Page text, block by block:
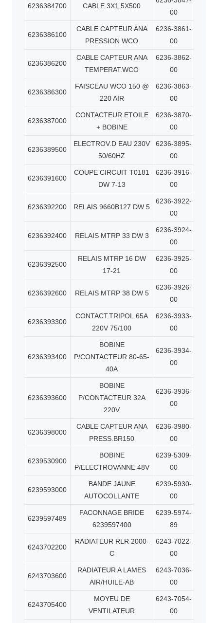
6236384700 CABLE 3X1,5X500
00
6236386100
CABLE CAPTEUR ANA
PRESSION WCO
6236-3861-
00
6236386200
CABLE CAPTEUR ANA
TEMPERAT.WCO
6236-3862-
00
6236386300
FAISCEAU WCO 150 @
220 AIR
6236-3863-
00
6236387000
CONTACTEUR ETOILE
+ BOBINE
6236-3870-
00
6236389500
ELECTROV.D EAU 230V
50/60HZ
6236-3895-
00
6236391600
COUPE CIRCUIT T0181
DW 7-13
6236-3916-
00
6236392200 RELAIS 9660B127 DW 5
6236-3922-
00
6236392400 RELAIS MTRP 33 DW 3
6236-3924-
00
6236392500
RELAIS MTRP 16 DW
17-21
6236-3925-
00
6236392600 RELAIS MTRP 38 DW 5
6236-3926-
00
6236393300
CONTACT.TRIPOL.65A
220V 75/100
6236-3933-
00
6236393400
BOBINE
P/CONTACTEUR 80-65-
40A
6236-3934-
00
6236393600
BOBINE
P/CONTACTEUR 32A
220V
6236-3936-
00
6236398000
CABLE CAPTEUR ANA
PRESS.BR150
6236-3980-
00
6239530900
BOBINE
P/ELECTROVANNE 48V
6239-5309-
00
6239593000
BANDE JAUNE
AUTOCOLLANTE
6239-5930-
00
6239597489
FACONNAGE BRIDE
6239597400
6239-5974-
89
6243702200
RADIATEUR RLR 2000-
C
6243-7022-
00
6243703600
RADIATEUR A LAMES
AIR/HUILE-AB
6243-7036-
00
6243705400
MOYEU DE
VENTILATEUR
6243-7054-
00